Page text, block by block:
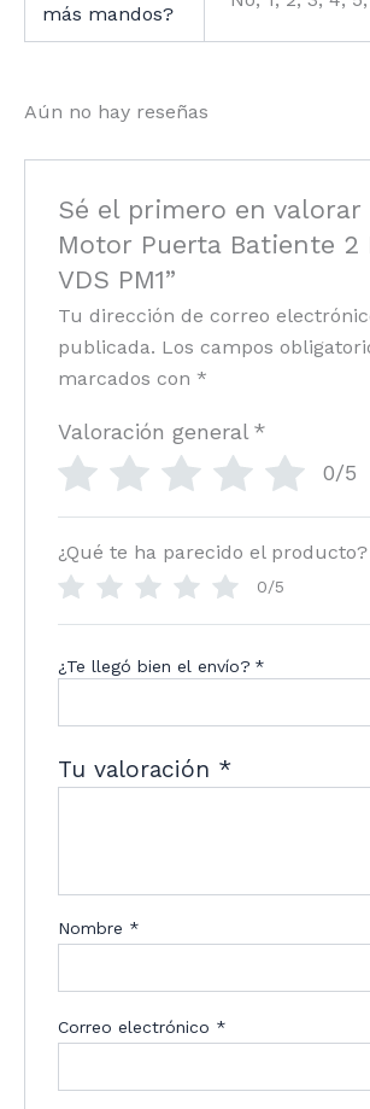
más mandos?
Aún no hay reseñas
Sé el primero en valorar
Motor Puerta Batiente 2
VDS PM1”
Tu dirección de correo
publicada. Los campos
marcados con *
Valoración general *
0/5
¿Qué te ha parecido el producto?
0/5
¿Te llegó bien el envío? *
Tu valoración *
Nombre *
Correo electrónico *